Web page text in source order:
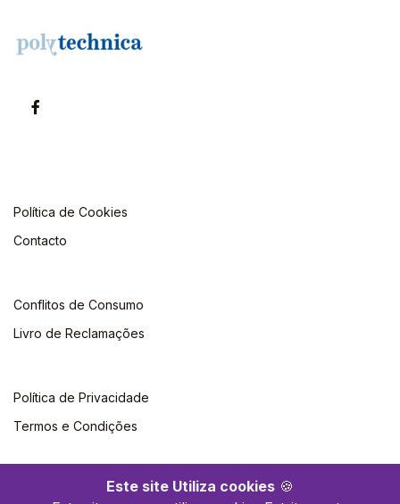
Este site Utiliza cookies 🍪
Política de Cookies
Contacto
Conflitos de Consumo
Livro de Reclamações
Política de Privacidade
Termos e Condições